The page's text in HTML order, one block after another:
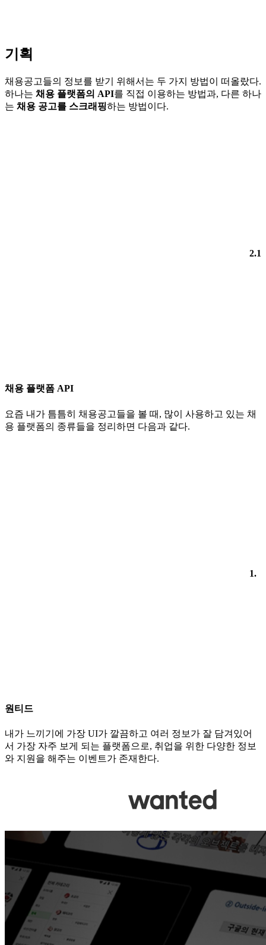
기획
채용공고들의 정보를 받기 위해서는 두 가지 방법이 떠올랐다.
하나는 채용 플랫폼의 API를 직접 이용하는 방법과, 다른 하나
는 채용 공고를 스크래핑하는 방법이다.
2.1
채용 플랫폼 API
요즘 내가 틈틈히 채용공고들을 볼 때, 많이 사용하고 있는 채
용 플랫폼의 종류들을 정리하면 다음과 같다.
1.
원티드
내가 느끼기에 가장 UI가 깔끔하고 여러 정보가 잘 담겨있어
서 가장 자주 보게 되는 플랫폼으로, 취업을 위한 다양한 정보
와 지원을 해주는 이벤트가 존재한다.